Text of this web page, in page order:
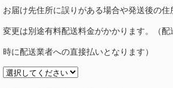
お届け先住所に誤りがある場合や発送後の住
変更は別途有料配送料金がかかります。（配
時に配送業者への直接払いとなります）